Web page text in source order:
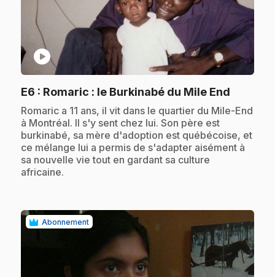
play_circle
E6 : Romaric : le Burkinabé du Mile End
.Romaric a 11 ans, il vit dans le quartier du Mile-End
à Montréal. Il s'y sent chez lui. Son père est
burkinabé, sa mère d'adoption est québécoise, et
ce mélange lui a permis de s'adapter aisément à
sa nouvelle vie tout en gardant sa culture
africaine.
Abonnement